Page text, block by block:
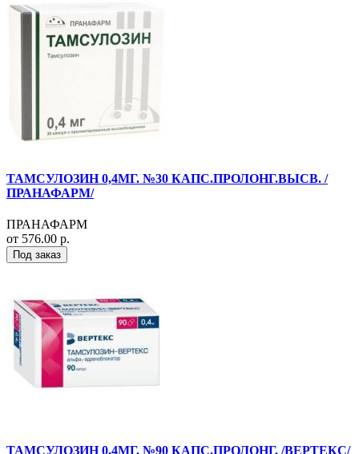
ТАМСУЛОЗИН 0,4МГ. №30 КАПС.ПРОЛОНГ.ВЫСВ. /
ПРАНАФАРМ/
ПРАНАФАРМ
от 576.00 р.
Под заказ
ТАМСУЛОЗИН 0,4МГ. №90 КАПС.ПРОЛОНГ. /ВЕРТЕКС/